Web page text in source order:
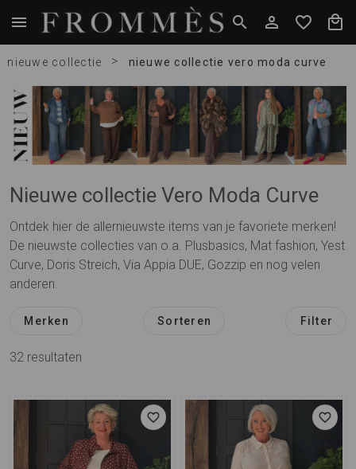
nieuwe collectie > nieuwe collectie vero moda curve
Nieuwe collectie Vero Moda Curve
Ontdek hier de allernieuwste items van je favoriete merken!
De nieuwste collecties van o.a. Plusbasics, Mat fashion, Yest
Curve, Doris Streich, Via Appia DUE, Gozzip en nog velen
anderen.
Merken Sorteren Filter
32 resultaten